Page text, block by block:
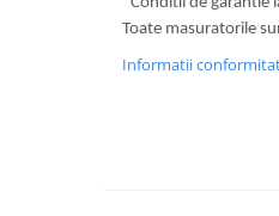
CompostoareToate masuratorile
Informatii